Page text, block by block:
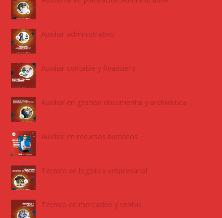
Auxiliar administrativo
Auxiliar contable y financiero
Auxiliar en gestión documental y archivística
Auxiliar en recursos humanos
Técnico en logística empresarial
Técnico en mercadeo y ventas